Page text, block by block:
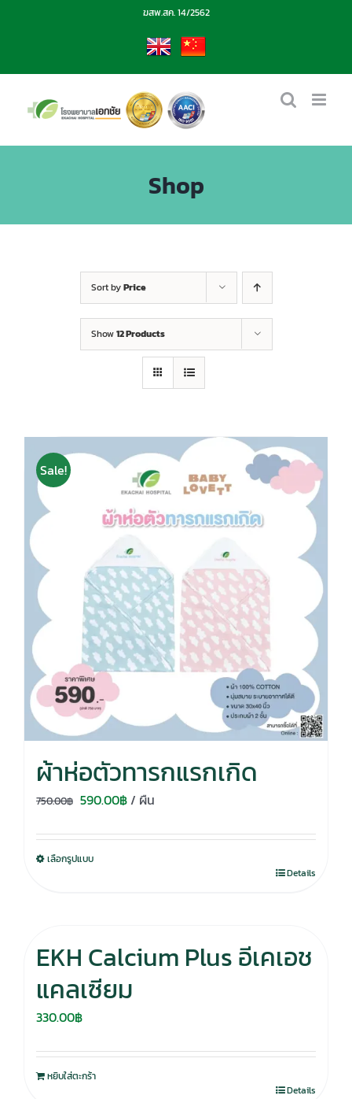
ฆสพ.สค. 14/2562
EN CN
Shop
Sort byPrice
Show12 Products
Sale!
ผ้าห่อตัวทารกแรกเกิด
750.00฿ Original
was:
750.00฿.
590.00฿Current
is:
/ ผืน
เลือกรูปแบบ
Details
EKH Calcium Plus อีเคเอช
แคลเซียม
330.00฿
หยิบใส่ตะกร้า
Details